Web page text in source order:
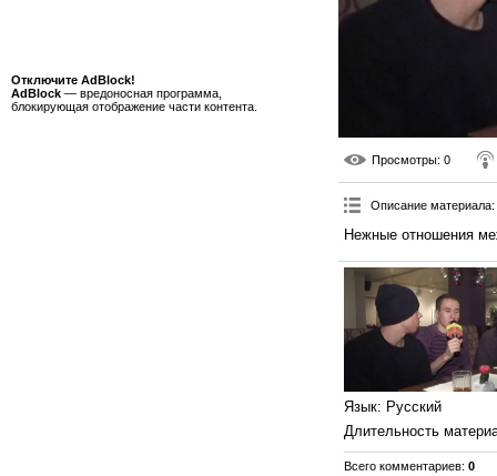
Отключите AdBlock!
AdBlock — вредоносная программа,
блокирующая отображение части контента.
Просмотры: 0
Описание материала:
Нежные отношения
Язык: Русский
Длительность
Всего комментариев: 0